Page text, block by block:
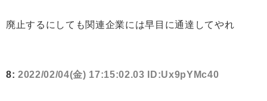
廃止するにしても関連企業には早目に通達してやれ
8: 2022/02/04(金) 17:15:02.03 ID:Ux9pYMc40